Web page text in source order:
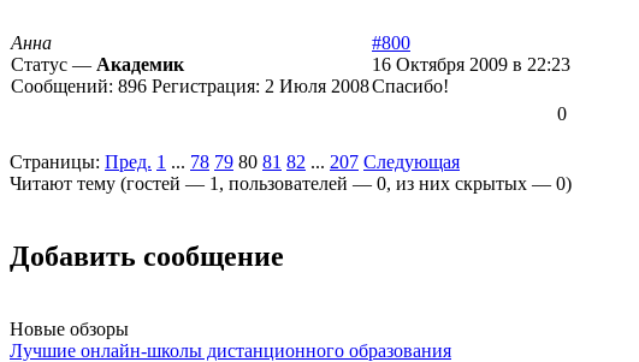
Анна
Статус — Академик
Сообщений: 896 Регистрация: 2 Июля 2008
#800
16 Октября 2009 в 22:23
Спасибо!
0
Страницы: Пред. 1 ... 78 79 80 81 82 ... 207 Следующая
Читают тему (гостей — 1 , пользователей — 0, из них скрытых — 0)
Добавить сообщение
Новые обзоры
Лучшие онлайн-школы дистанционного образования